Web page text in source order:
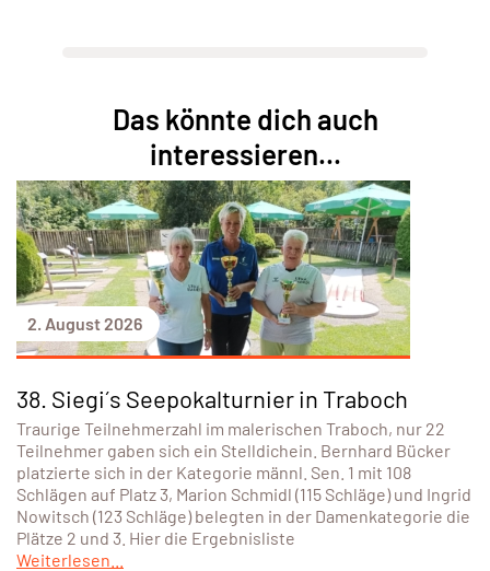
Das könnte dich auch
interessieren...
2. August 2026
38. Siegi´s Seepokalturnier in Traboch
Traurige Teilnehmerzahl im malerischen Traboch, nur 22
Teilnehmer gaben sich ein Stelldichein. Bernhard Bücker
platzierte sich in der Kategorie männl. Sen. 1 mit 108
Schlägen auf Platz 3, Marion Schmidl (115 Schläge) und Ingrid
Nowitsch (123 Schläge) belegten in der Damenkategorie die
Plätze 2 und 3. Hier die Ergebnisliste
Weiterlesen...